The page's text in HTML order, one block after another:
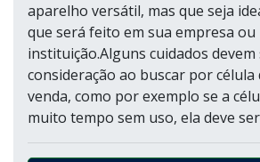
aparelho versátil, mas que seja
que será feito em sua empresa ou
instituição.Alguns cuidados devem
consideração ao buscar por célula
venda, como por exemplo se a
muito tempo sem uso, ela deve